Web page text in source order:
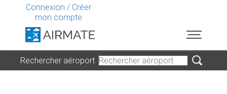
Connexion / Créer
mon compte
Rechercher aéroport